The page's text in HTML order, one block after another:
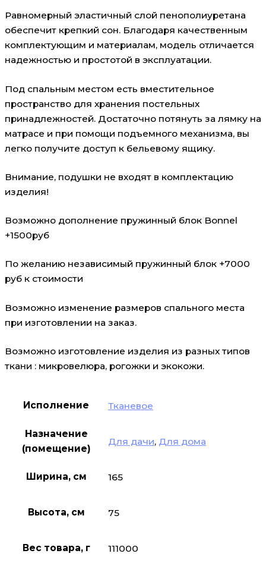
Равномерный эластичный слой пенополиуретана
обеспечит крепкий сон. Благодаря качественным
комплектующим и материалам, модель отличается
надежностью и простотой в эксплуатации.
Под спальным местом есть вместительное
пространство для хранения постельных
принадлежностей. Достаточно потянуть за лямку на
матрасе и при помощи подъемного механизма, вы
легко получите доступ к бельевому ящику.
Внимание, подушки не входят в комплектацию
изделия!
Возможно дополнение пружинный блок Bonnel
+1500руб
По желанию независимый пружинный блок +7000
руб к стоимости
Возможно изменение размеров спального места
при изготовлении на заказ.
Возможно изготовление изделия из разных типов
ткани : микровелюра, рогожки и экокожи.
Исполнение Тканевое
Назначение
(помещение)
Для дачи, Для дома
Ширина, см 165
Высота, см 75
Вес товара, г 111000